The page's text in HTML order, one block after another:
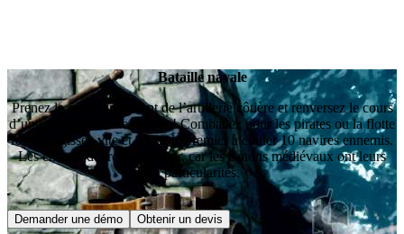
Bataille navale
Prenez le commandement de l’artillerie côtière et renversez le cours
d’une grande bataille navale ! Combattez pour les pirates ou la flotte
royale, agissez vite et soyez le premier à couler 10 navires ennemis.
Les enfants devront anticiper, car les canons médiévaux ont leurs
particularités.
Demander une démo Obtenir un devis